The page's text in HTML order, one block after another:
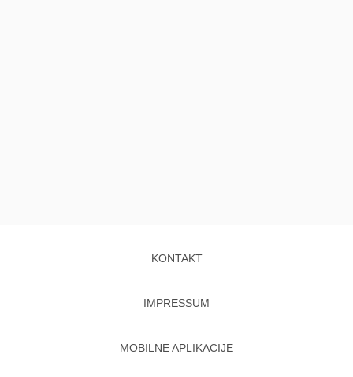
KONTAKT
IMPRESSUM
MOBILNE APLIKACIJE